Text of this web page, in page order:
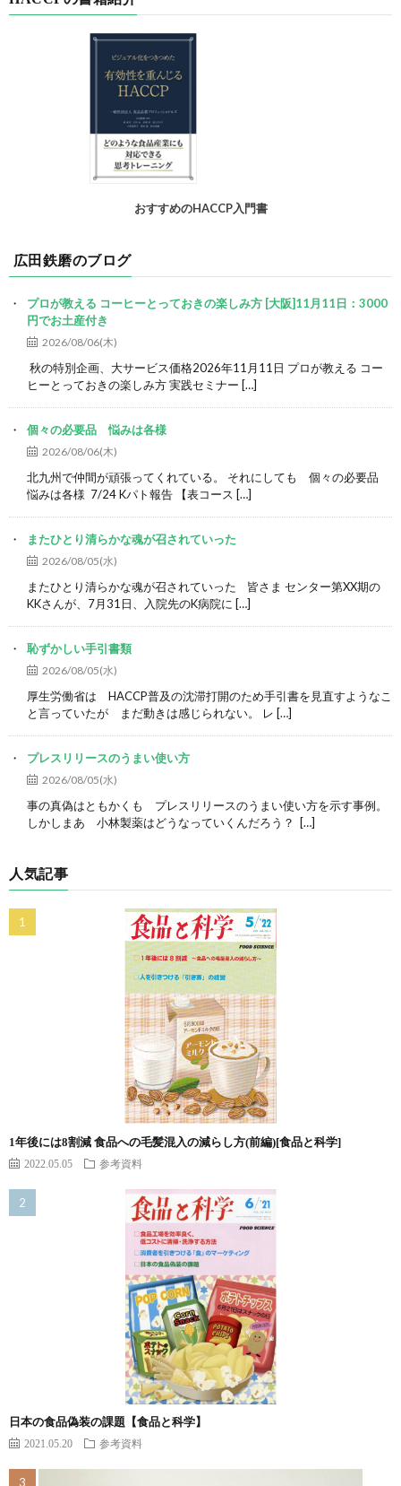
おすすめのHACCP入門書
広田鉄磨のブログ
プロが教える コーヒーとっておきの楽しみ方 [大阪]11月11日：3000
円でお土産付き
2026/08/06(木)
秋の特別企画、大サービス価格2026年11月11日 プロが教える コー
ヒーとっておきの楽しみ方 実践セミナー […]
個々の必要品 悩みは各様
2026/08/06(木)
北九州で仲間が頑張ってくれている。 それにしても 個々の必要品
悩みは各様 7/24 Kパト報告 【表コース […]
またひとり清らかな魂が召されていった
2026/08/05(水)
またひとり清らかな魂が召されていった 皆さま センター第XX期の
KKさんが、7月31日、入院先のK病院に […]
恥ずかしい手引書類
2026/08/05(水)
厚生労働省は HACCP普及の沈滞打開のため手引書を見直すようなこ
と言っていたが まだ動きは感じられない。 レ […]
プレスリリースのうまい使い方
2026/08/05(水)
事の真偽はともかくも プレスリリースのうまい使い方を示す事例。
しかしまあ 小林製薬はどうなっていくんだろう？ […]
人気記事
1年後には8割減 食品への毛髪混入の減らし方(前編)[食品と科学]
2022.05.05 参考資料
日本の食品偽装の課題【食品と科学】
2021.05.20 参考資料